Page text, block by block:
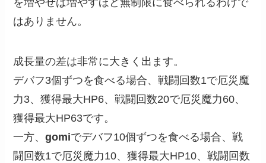
を増やせば増やすほど無制限に食べられるわけで
はありません。
成長量の差は非常に大きく出ます。
デバフ3個ずつを食べる場合、戦闘回数1で厄災魔
力3、獲得最大HP6、戦闘回数20で厄災魔力60、
獲得最大HP63です。
一方、gomiでデバフ10個ずつを食べる場合、戦
闘回数1で厄災魔力10、獲得最大HP10、戦闘回数